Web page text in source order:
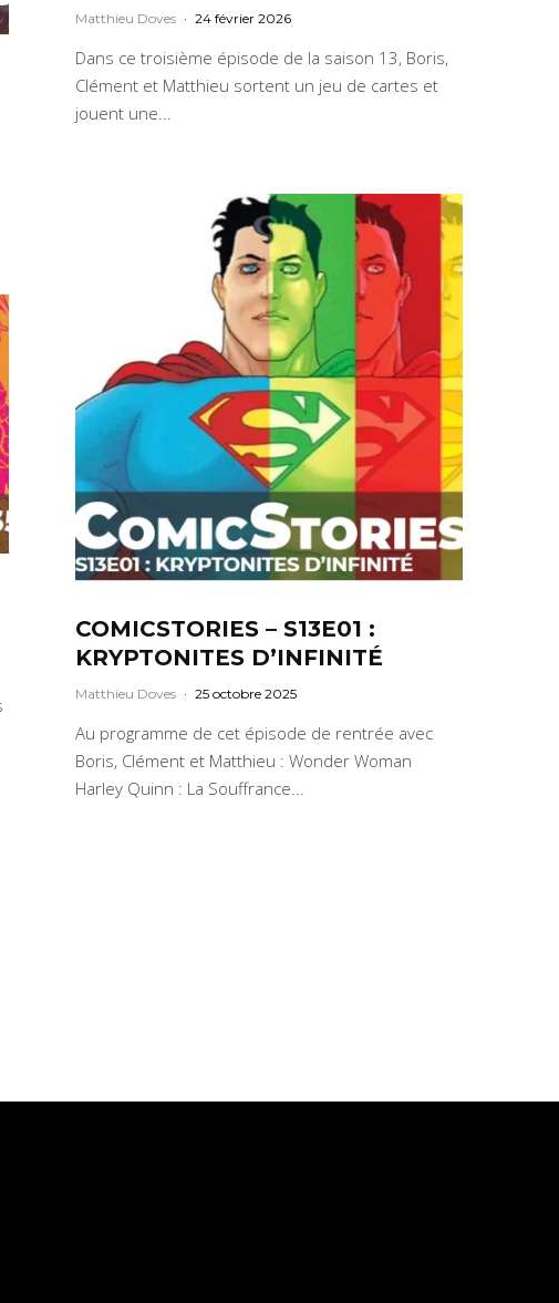
Matthieu Doves · 24 février 2026
Dans ce troisième épisode de la saison 13, Boris,
Clément et Matthieu sortent un jeu de cartes et
jouent une...
COMICSTORIES – S13E01 :
KRYPTONITES D’INFINITÉ
Matthieu Doves · 25 octobre 2025
Au programme de cet épisode de rentrée avec
Boris, Clément et Matthieu : Wonder Woman
Harley Quinn : La Souffrance...